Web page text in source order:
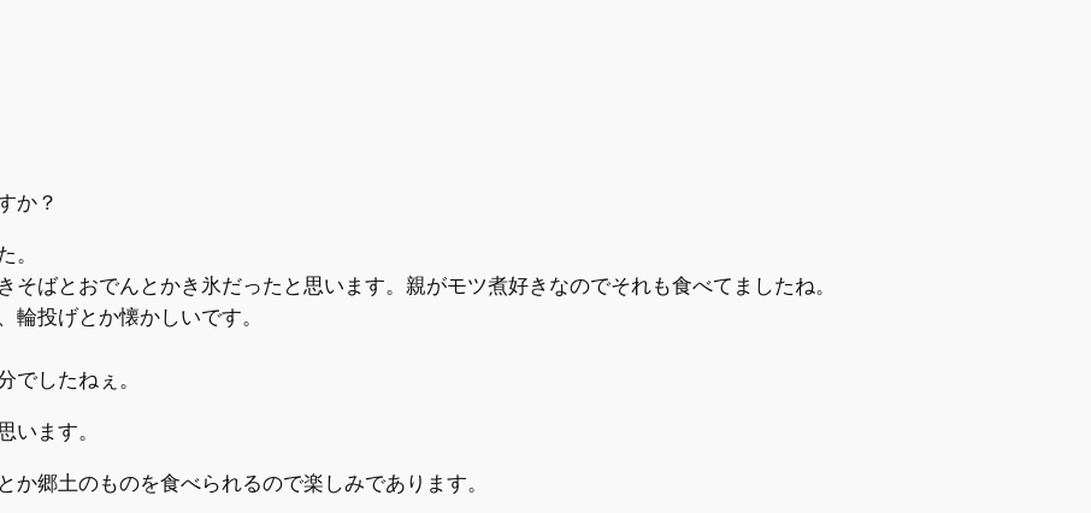
か？
。
ばとおでんとかき氷だったと思います。親がモツ煮好きなのでそれも食べてましたね。
投げとか懐かしいです。
でしたねぇ。
います。
郷土のものを食べられるので楽しみであります。